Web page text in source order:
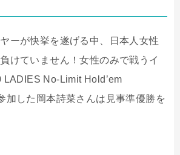
ーが快挙を遂げる中、日本人女性
けていません！女性のみで戦うイ
No-Limit Hold’em
加した岡本詩菜さんは見事準優勝を